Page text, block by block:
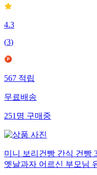
4.3
(3)
567적립
무료배송
251명구매중
미니 보리건빵 간식 건빵
옛날과자 어르신 부모님